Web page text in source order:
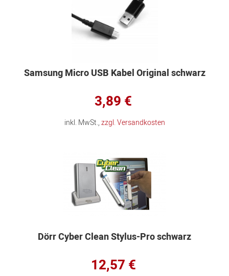
Samsung Micro USB Kabel Original schwarz
3,89 €
inkl. MwSt.,zzgl. Versandkosten
Dörr Cyber Clean Stylus-Pro schwarz
12,57 €